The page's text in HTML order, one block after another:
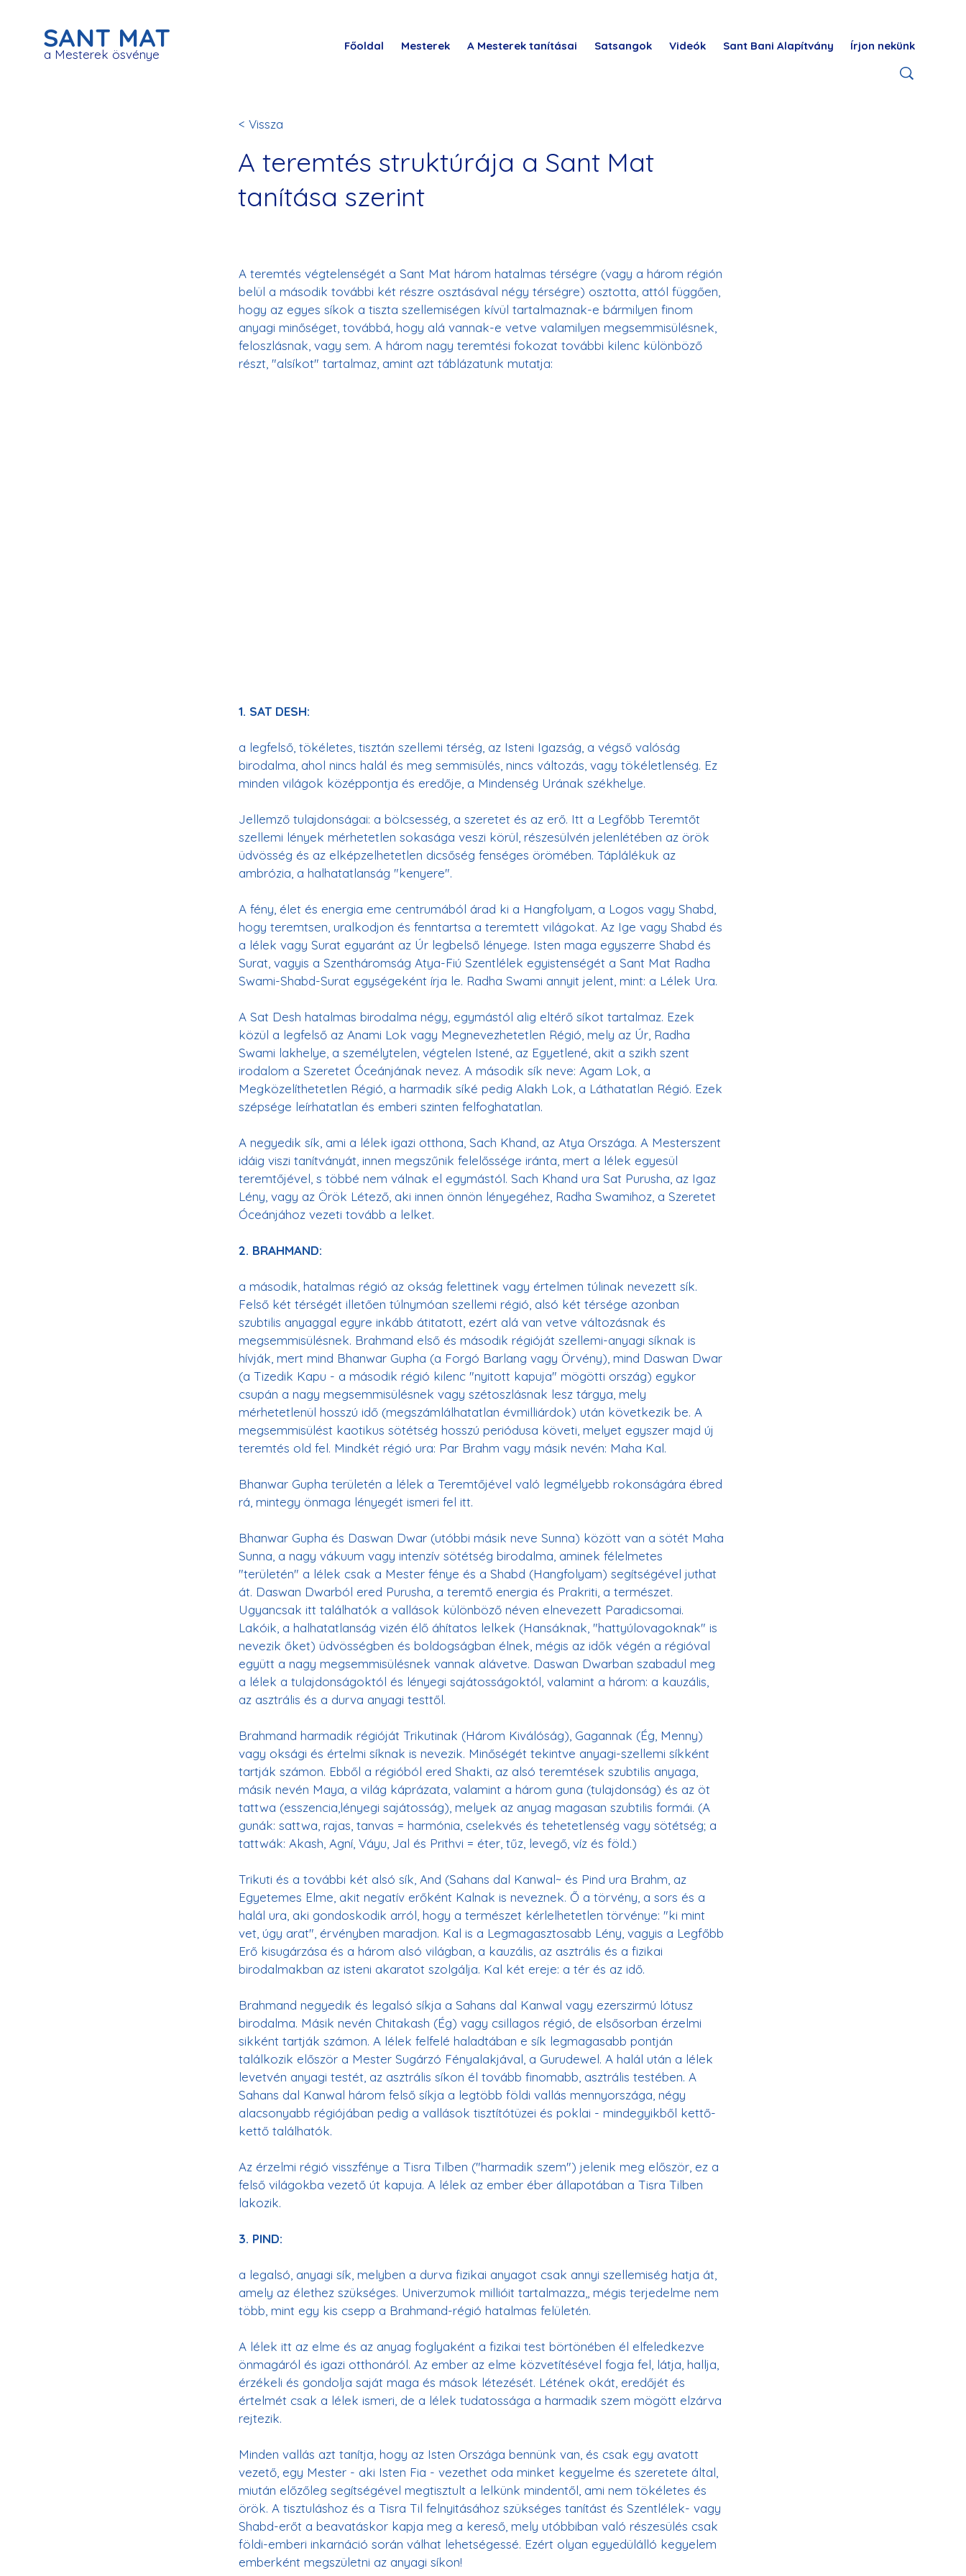
SANT MAT
a Mesterek ösvénye
Főoldal Mesterek A Mesterek tanításai Satsangok Videók Sant Bani Alapítvány Írjon nekünk
< Vissza
A teremtés struktúrája a Sant Mat
tanítása szerint
A teremtés végtelenségét a Sant Mat három hatalmas térségre (vagy a három régión
belül a második további két részre osztásával négy térségre) osztotta, attól függően,
hogy az egyes síkok a tiszta szellemiségen kívül tartalmaznak-e bármilyen finom
anyagi minőséget, továbbá, hogy alá vannak-e vetve valamilyen megsemmisülésnek,
feloszlásnak, vagy sem. A három nagy teremtési fokozat további kilenc különböző
részt, "alsíkot" tartalmaz, amint azt táblázatunk mutatja:
1. SAT DESH:
a legfelső, tökéletes, tisztán szellemi térség, az Isteni Igazság, a végső valóság
birodalma, ahol nincs halál és meg semmisülés, nincs változás, vagy tökéletlenség. Ez
minden világok középpontja és eredője, a Mindenség Urának székhelye.
Jellemző tulajdonságai: a bölcsesség, a szeretet és az erő. Itt a Legfőbb Teremtőt
szellemi lények mérhetetlen sokasága veszi körül, részesülvén jelenlétében az örök
üdvösség és az elképzelhetetlen dicsőség fenséges örömében. Táplálékuk az
A fény, élet és energia eme centrumából árad ki a Hangfolyam, a Logos vagy Shabd,
hogy teremtsen, uralkodjon és fenntartsa a teremtett világokat. Az Ige vagy Shabd és
a lélek vagy Surat egyaránt az Úr legbelső lényege. Isten maga egyszerre Shabd és
Surat, vagyis a Szentháromság Atya-Fiú Szentlélek egyistenségét a Sant Mat Radha
A Sat Desh hatalmas birodalma négy, egymástól alig eltérő síkot tartalmaz. Ezek
közül a legfelső az Anami Lok vagy Megnevezhetetlen Régió, mely az Úr, Radha
Swami lakhelye, a személytelen, végtelen Istené, az Egyetlené, akit a szikh szent
irodalom a Szeretet Óceánjának nevez. A második sík neve: Agam Lok, a
Megközelíthetetlen Régió, a harmadik síké pedig Alakh Lok, a Láthatatlan Régió. Ezek
A negyedik sík, ami a lélek igazi otthona, Sach Khand, az Atya Országa. A Mesterszent
idáig viszi tanítványát, innen megszűnik felelőssége iránta, mert a lélek egyesül
teremtőjével, s többé nem válnak el egymástól. Sach Khand ura Sat Purusha, az Igaz
Lény, vagy az Örök Létező, aki innen önnön lényegéhez, Radha Swamihoz, a Szeretet
Óceánjához vezeti tovább a lelket.
2. BRAHMAND:
a második, hatalmas régió az okság felettinek vagy értelmen túlinak nevezett sík.
Felső két térségét illetően túlnymóan szellemi régió, alsó két térsége azonban
szubtilis anyaggal egyre inkább átitatott, ezért alá van vetve változásnak és
megsemmisülésnek. Brahmand első és második régióját szellemi-anyagi síknak is
hívják, mert mind Bhanwar Gupha (a Forgó Barlang vagy Örvény), mind Daswan Dwar
(a Tizedik Kapu - a második régió kilenc "nyitott kapuja" mögötti ország) egykor
csupán a nagy megsemmisülésnek vagy szétoszlásnak lesz tárgya, mely
mérhetetlenül hosszú idő (megszámlálhatatlan évmilliárdok) után következik be. A
megsemmisülést kaotikus sötétség hosszú periódusa követi, melyet egyszer majd új
teremtés old fel. Mindkét régió ura: Par Brahm vagy másik nevén: Maha Kal.
Bhanwar Gupha területén a lélek a Teremtőjével való legmélyebb rokonságára ébred
Bhanwar Gupha és Daswan Dwar (utóbbi másik neve Sunna) között van a sötét Maha
Sunna, a nagy vákuum vagy intenzív sötétség birodalma, aminek félelmetes
"területén" a lélek csak a Mester fénye és a Shabd (Hangfolyam) segítségével juthat
át. Daswan Dwarból ered Purusha, a teremtő energia és Prakriti, a természet.
Ugyancsak itt találhatók a vallások különböző néven elnevezett Paradicsomai.
Lakóik, a halhatatlanság vizén élő áhítatos lelkek (Hansáknak, "hattyúlovagoknak" is
nevezik őket) üdvösségben és boldogságban élnek, mégis az idők végén a régióval
együtt a nagy megsemmisülésnek vannak alávetve. Daswan Dwarban szabadul meg
a lélek a tulajdonságoktól és lényegi sajátosságoktól, valamint a három: a kauzális,
Brahmand harmadik régióját Trikutinak (Három Kiválóság), Gagannak (Ég, Menny)
vagy oksági és értelmi síknak is nevezik. Minőségét tekintve anyagi-szellemi síkként
tartják számon. Ebből a régióból ered Shakti, az alsó teremtések szubtilis anyaga,
másik nevén Maya, a világ káprázata, valamint a három guna (tulajdonság) és az öt
tattwa (esszencia,lényegi sajátosság), melyek az anyag magasan szubtilis formái. (A
gunák: sattwa, rajas, tanvas = harmónia, cselekvés és tehetetlenség vagy sötétség; a
Trikuti és a további két alsó sík, And (Sahans dal Kanwal~ és Pind ura Brahm, az
Egyetemes Elme, akit negatív erőként Kalnak is neveznek. Ő a törvény, a sors és a
halál ura, aki gondoskodik arról, hogy a természet kérlelhetetlen törvénye: "ki mint
vet, úgy arat", érvényben maradjon. Kal is a Legmagasztosabb Lény, vagyis a Legfőbb
Erő kisugárzása és a három alsó világban, a kauzális, az asztrális és a fizikai
Brahmand negyedik és legalsó síkja a Sahans dal Kanwal vagy ezerszirmú lótusz
birodalma. Másik nevén Chitakash (Ég) vagy csillagos régió, de elsősorban érzelmi
sikként tartják számon. A lélek felfelé haladtában e sík legmagasabb pontján
találkozik először a Mester Sugárzó Fényalakjával, a Gurudewel. A halál után a lélek
levetvén anyagi testét, az asztrális síkon él tovább finomabb, asztrális testében. A
Sahans dal Kanwal három felső síkja a legtöbb földi vallás mennyországa, négy
alacsonyabb régiójában pedig a vallások tisztítótüzei és poklai - mindegyikből kettő-
kettő találhatók.
Az érzelmi régió visszfénye a Tisra Tilben ("harmadik szem") jelenik meg először, ez a
felső világokba vezető út kapuja. A lélek az ember éber állapotában a Tisra Tilben
lakozik.
3. PIND:
a legalsó, anyagi sík, melyben a durva fizikai anyagot csak annyi szellemiség hatja át,
amely az élethez szükséges. Univerzumok millióit tartalmazza,, mégis terjedelme nem
több, mint egy kis csepp a Brahmand-régió hatalmas felületén.
A lélek itt az elme és az anyag foglyaként a fizikai test börtönében él elfeledkezve
önmagáról és igazi otthonáról. Az ember az elme közvetítésével fogja fel, látja, hallja,
érzékeli és gondolja saját maga és mások létezését. Létének okát, eredőjét és
értelmét csak a lélek ismeri, de a lélek tudatossága a harmadik szem mögött elzárva
Minden vallás azt tanítja, hogy az Isten Országa bennünk van, és csak egy avatott
vezető, egy Mester - aki Isten Fia - vezethet oda minket kegyelme és szeretete által,
miután előzőleg segítségével megtisztult a lelkünk mindentől, ami nem tökéletes és
örök. A tisztuláshoz és a Tisra Til felnyitásához szükséges tanítást és Szentlélek- vagy
Shabd-erőt a beavatáskor kapja meg a kereső, mely utóbbiban való részesülés csak
földi-emberi inkarnáció során válhat lehetségessé. Ezért olyan egyedülálló kegyelem
emberként megszületni az anyagi síkon!